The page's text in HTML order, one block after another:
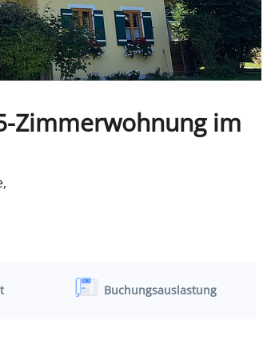
Zimmerwohnung im
Buchungsauslastung